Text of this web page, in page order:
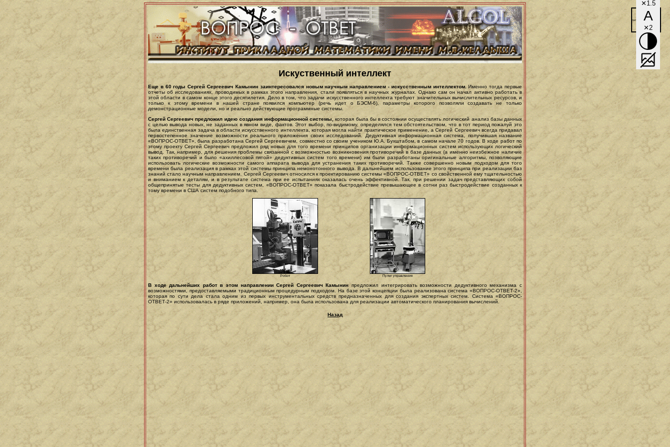
Искуственный интеллект
Еще в 60 годы Сергей Сергеевич Камынин заинтересовался новым научным направлением - искусственным интеллектом. Именно тогда первые
отчеты об исследованиях, проводимых в рамках этого направления, стали появляться в научных журналах. Однако сам он начал активно работать в
этой области в самом конце этого десятилетия. Дело в том, что задачи искусственного интеллекта требуют значительных вычислительных ресурсов, и
только к этому времени в нашей стране появился компьютер (речь идет о БЭСМ-6), параметры которого позволяли создавать не только
демонстрационные модели, но и реально действующие программные системы.
Сергей Сергеевич предложил идею создания информационной системы,которая была бы в состоянии осуществлять логический анализ базы данных
с целью вывода новых, не заданных в явном виде, фактов. Этот выбор, по-видимому, определялся тем обстоятельством, что в тот период пожалуй это
была единственная задача в области искусственного интеллекта, которая могла найти практическое применение, а Сергей Сергеевич всегда придавал
первостепенное значение возможности реального приложения своих исследований. Дедуктивная информационная система, получившая название
«ВОПРОС-ОТВЕТ», была разработана Сергей Сергеевичем, совместно со своим учеником Ю.А. Бухштабом, в самом начале 70 годов. В ходе работ по
этому проекту Сергей Сергеевич предложил ряд новых для того времени принципов организации информационных систем использующих логический
вывод. Так, например, для решения проблемы связанной с возможностью возникновения противоречий в базе данных (а именно неизбежное наличие
таких противоречий и было «ахиллесовой пятой» дедуктивных систем того времени) им были разработаны оригинальные алгоритмы, позволяющие
использовать логические возможности самого аппарата вывода для устранения таких противоречий. Также совершенно новым подходом для того
времени была реализация в рамках этой системы принципа немонотонного вывода. В дальнейшем использование этого принципа при реализации баз
знаний стало научным направлением. Сергей Сергеевич относился к проектированию системы «ВОПРОС-ОТВЕТ» со свойственной ему тщательностью
и вниманием к деталям, и в результате система при ее испытаниях оказалась очень эффективной. Так, при решении задач представляющих собой
общепринятые тесты для дедуктивных систем, «ВОПРОС-ОТВЕТ» показала быстродействие превышающее в сотни раз быстродействие созданных к
тому времени в США систем подобного типа.
Робот Пульт управления
В ходе дальнейших работ в этом направлении Сергей Сергеевич Камынин предложил интегрировать возможности дедуктивного механизма с
возможностями, предоставляемыми традиционным процедурным подходом. На базе этой концепции была реализована система «ВОПРОС-ОТВЕТ-2»,
которая по сути дела стала одним из первых инструментальных средств предназначенных для создания экспертных систем. Система «ВОПРОС-
ОТВЕТ-2» использовалась в ряде приложений, например, она была использована для реализации автоматического планирования вычислений.
Назад
✕1.5
A
✕2